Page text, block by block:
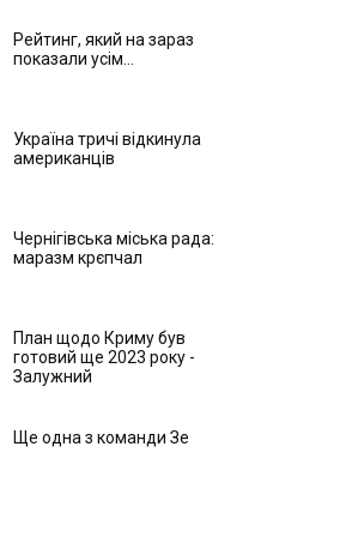
Рейтинг, який на зараз
показали усім...
Україна тричі відкинула
американців
Чернігівська міська рада:
маразм крєпчал
План щодо Криму був
готовий ще 2023 року -
Залужний
Ще одна з команди Зе